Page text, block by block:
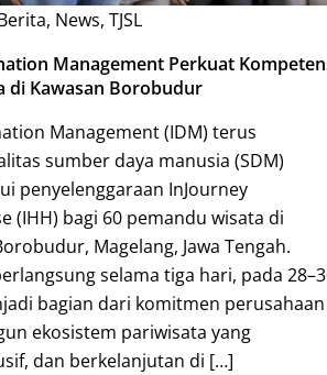
, News, TJSL
Management Perkuat
di Kawasan Borobudur
Management (IDM) terus
sumber daya manusia (SDM)
penyelenggaraan InJourney
(IHH) bagi 60 pemandu wisata di
Magelang, Jawa Tengah.
selama tiga hari, pada
bagian dari komitmen perusahaan
ekosistem pariwisata yang
dan berkelanjutan di […]